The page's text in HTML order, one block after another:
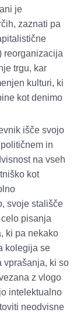
je
zaznati pa
reorganizacija
trgu, kar
kulturi, ki
kot denimo
išče svojo
in
na vseh
kot
svoje stališče
pisanja
ki pa nekako
kolegija se
vprašanja, ki so
z vlogo
intelektualno
neodvisne